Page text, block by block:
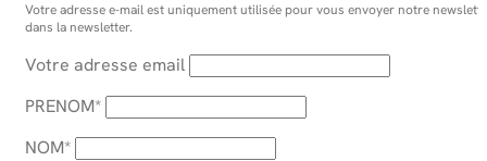
Votre adresse e-mail est uniquement utilisée pour vous envoyer notre
dans la newsletter.
Votre adresse email
PRENOM*
NOM*